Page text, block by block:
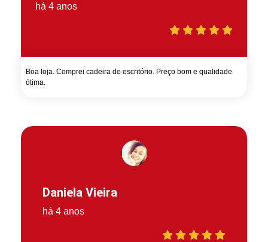
há 4 anos
Boa loja. Comprei cadeira de escritório. Preço bom e qualidade
ótima.
Daniela Vieira
há 4 anos